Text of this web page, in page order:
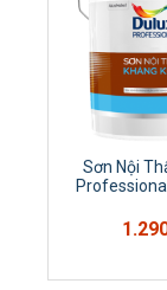
Sơn Nội
Professional